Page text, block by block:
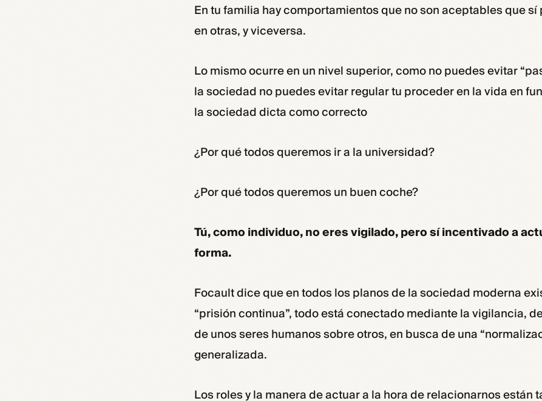
En tu familia hay comportamientos que no son aceptables que
en otras, y viceversa.
Lo mismo ocurre en un nivel superior, como no puedes evitar
la sociedad no puedes evitar regular tu proceder en la vida en
la sociedad dicta como correcto
¿Por qué todos queremos ir a la universidad?
¿Por qué todos queremos un buen coche?
Tú, como individuo, no eres vigilado, pero sí incentivado a
forma.
Focault dice que en todos los planos de la sociedad moderna
“prisión continua”, todo está conectado mediante la vigilancia,
de unos seres humanos sobre otros, en busca de una
generalizada.
Los roles y la manera de actuar a la hora de relacionarnos están